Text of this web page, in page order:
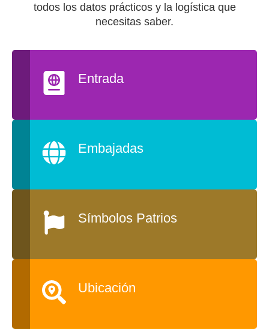
todos los datos prácticos y la logística que
necesitas saber.
Entrada
Embajadas
Símbolos Patrios
Ubicación